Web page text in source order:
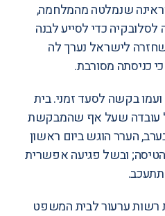
שנמלטה מהמלחמה,
כדי לסייע לבנה
לישראל נערך לה
כניסתה מסורבת.
בקשה לסעד זמני. בית
עובדה שעל אף שהמבקשת
הערר הוגש ביום ראשון
ובשל פגיעה אפשרית
ערעור לבית המשפט